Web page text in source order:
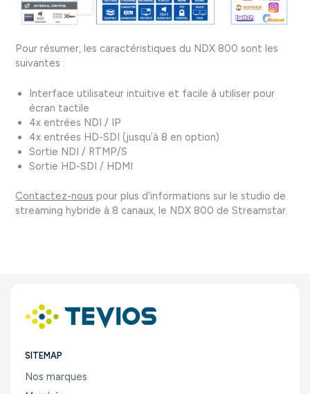
Pour résumer, les caractéristiques du NDX 800 sont les
suivantes :
Interface utilisateur intuitive et facile à utiliser pour
écran tactile
4x entrées NDI / IP
4x entrées HD-SDI (jusqu’à 8 en option)
Sortie NDI / RTMP/S
Sortie HD-SDI / HDMI
Contactez-nous pour plus d’informations sur le studio de
streaming hybride à 8 canaux, le NDX 800 de Streamstar.
SITEMAP
Nos marques